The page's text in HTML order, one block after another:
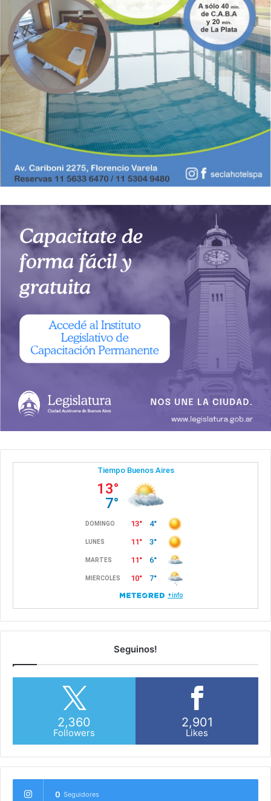
Seguinos!
2,360
Followers
2,901
Likes
0 Seguidores